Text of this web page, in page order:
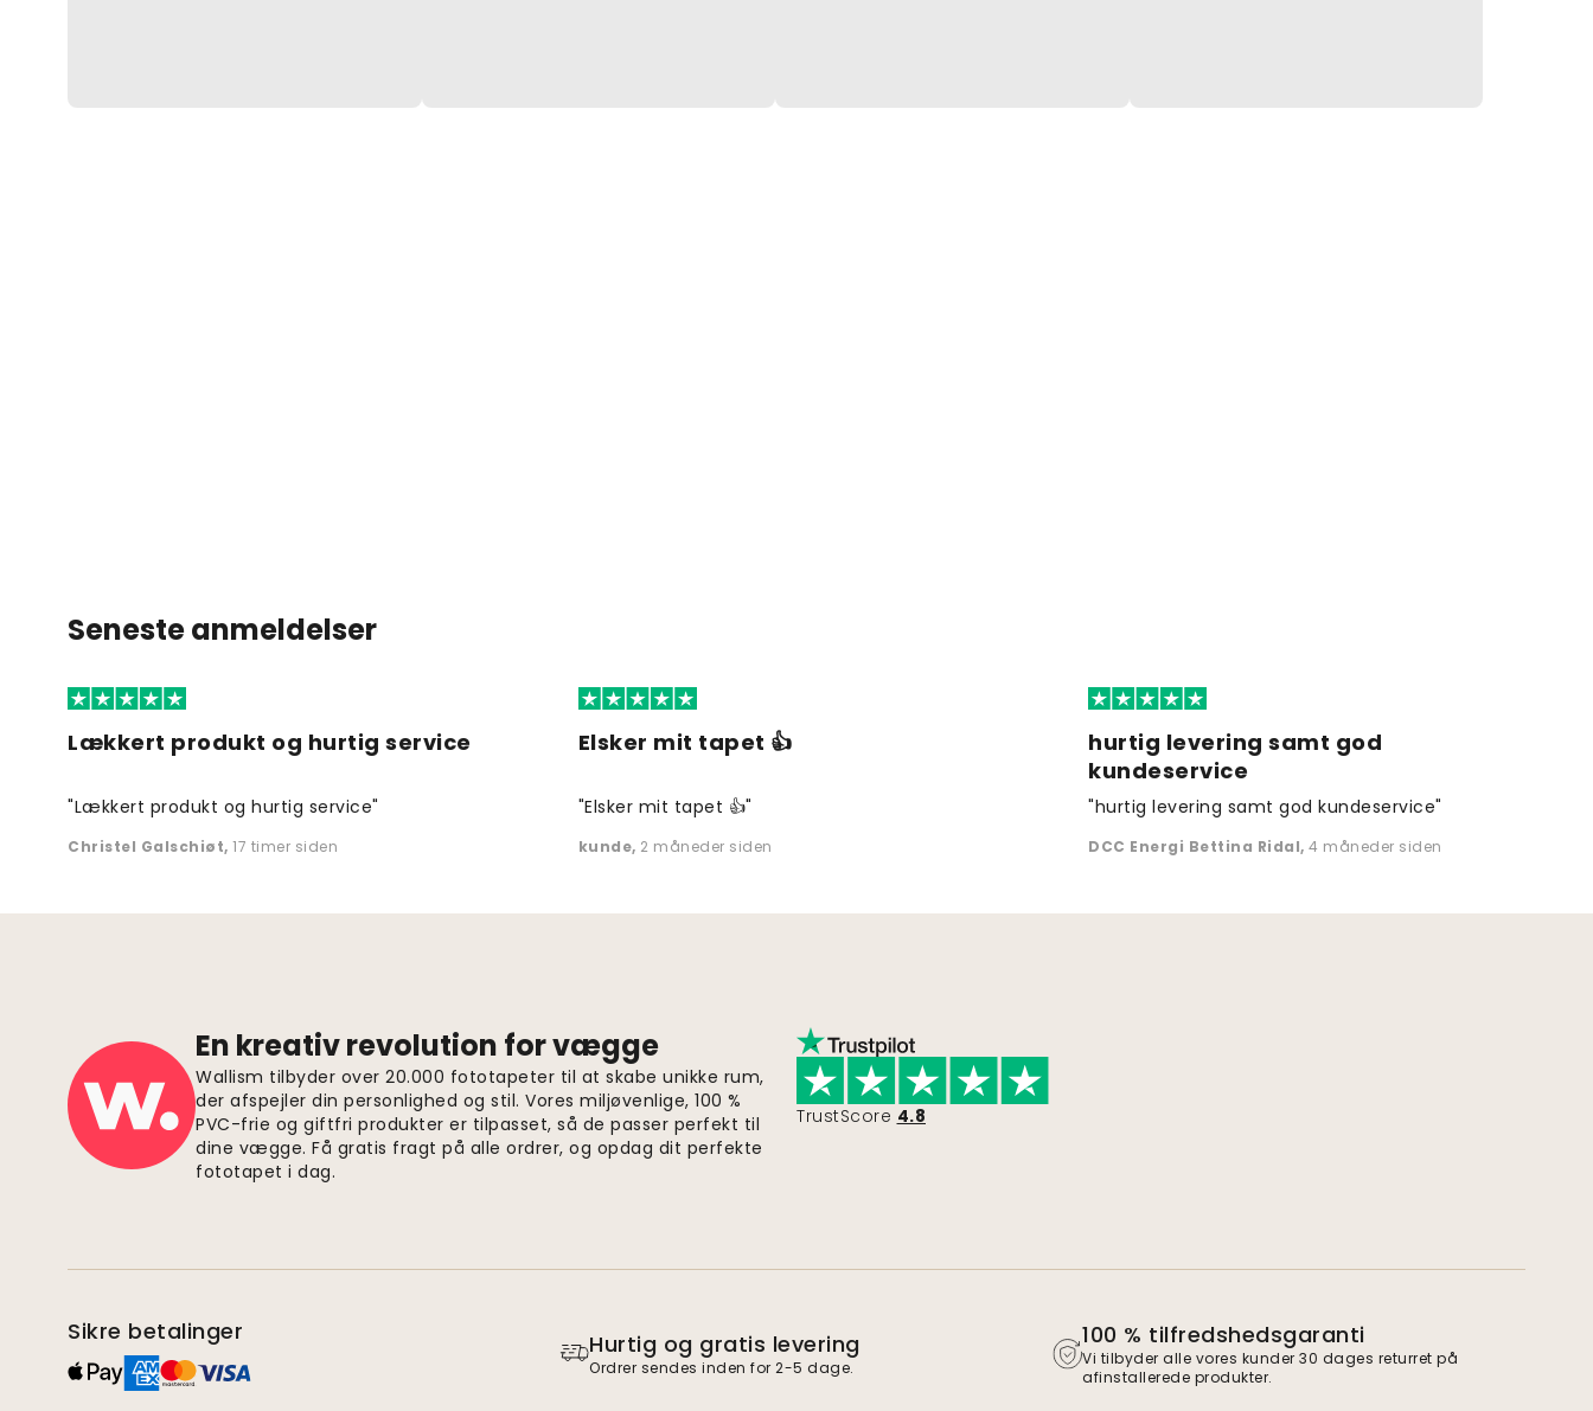
Seneste anmeldelser
Lækkert produkt og hurtig service
"Lækkert produkt og hurtig service"
Christel Galschiøt, 17 timer siden
Elsker mit tapet 👍
"Elsker mit tapet 👍"
kunde, 2 måneder siden
hurtig levering samt god
kundeservice
"hurtig levering samt god kundeservice"
DCC Energi Bettina Ridal, 4 måneder siden
En kreativ revolution for vægge
Wallism tilbyder over 20.000 fototapeter til at skabe unikke rum,
der afspejler din personlighed og stil. Vores miljøvenlige, 100 %
PVC-frie og giftfri produkter er tilpasset, så de passer perfekt til
dine vægge. Få gratis fragt på alle ordrer, og opdag dit perfekte
fototapet i dag.
TrustScore 4.8
Sikre betalinger Hurtig og gratis levering
Ordrer sendes inden for 2-5 dage.
100 % tilfredshedsgaranti
Vi tilbyder alle vores kunder 30 dages returret på
afinstallerede produkter.